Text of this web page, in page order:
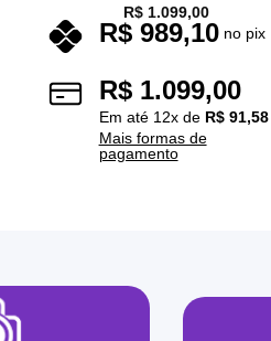
R$ 1.099,00
R$989,10 no pix
R$1.099,00
Em até 12x de R$91,58
Mais formas de
pagamento